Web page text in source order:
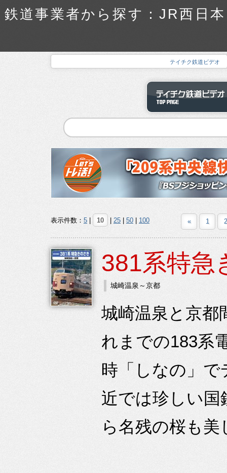
鉄道事業者から探す：JR西日
テイチク鉄道ビデオ
表示件数： 5 10 25 50 100 « 1 2
381系特急
城崎温泉～京都
城崎温泉と京都
れまでの183系
時「しなの」
近では珍しい国
ら名残の桜も